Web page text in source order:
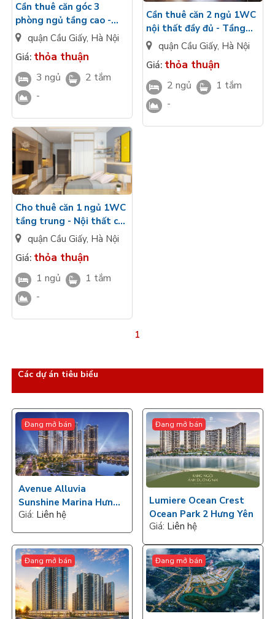
Cần thuê căn góc 3
phòng ngủ tầng cao -
Kính LowE chạm sàn - Đủ
Trần Bình
quận Cầu Giấy, Hà Nội
Giá: thỏa thuận
3 ngủ
2 tắm
-
Cần thuê căn 2 ngủ 1WC
nội thất đầy đủ - Tầng
cao Sunshine
Continental Trần Bình
giá tốt
quận Cầu Giấy, Hà Nội
Giá: thỏa thuận
2 ngủ
1 tắm
-
Cho thuê căn 1 ngủ 1WC
tầng trung - Nội thất cơ
bản Sunshine
Continental Trần Bình
giá tốt
quận Cầu Giấy, Hà Nội
Giá: thỏa thuận
1 ngủ
1 tắm
-
1
Các dự án tiêu biểu
Đang mở bán
Avenue Alluvia
Sunshine Marina Hưng
Yên
Giá: Liên hệ
Đang mở bán
Lumiere Ocean Crest
Ocean Park 2 Hưng Yên
Giá: Liên hệ
Đang mở bán Đang mở bán